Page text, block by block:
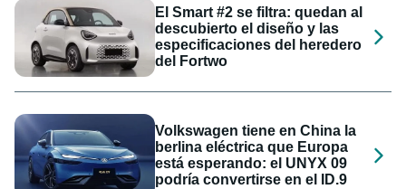
El Smart #2 se filtra: quedan al
descubierto el diseño y las
especificaciones del heredero
del Fortwo
Volkswagen tiene en China la
berlina eléctrica que Europa
está esperando: el UNYX 09
podría convertirse en el ID.9